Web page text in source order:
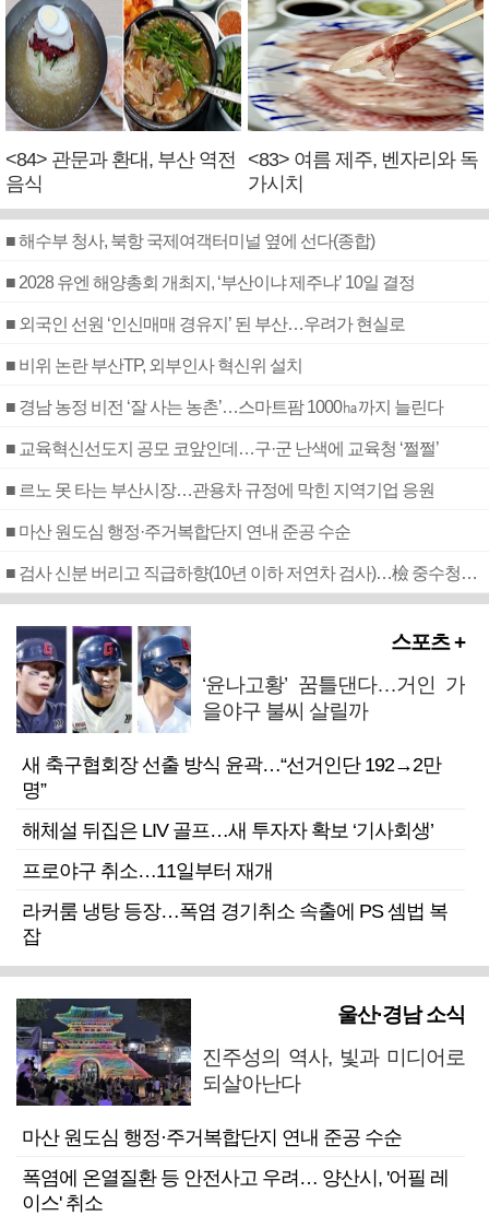
<84> 관문과 환대, 부산 역전
음식
<83> 여름 제주, 벤자리와 독
가시치
■ 해수부 청사, 북항 국제여객터미널 옆에 선다(종합)
■ 2028 유엔 해양총회 개최지, ‘부산이냐 제주냐’ 10일 결정
■ 외국인 선원 ‘인신매매 경유지’ 된 부산…우려가 현실로
■ 비위 논란 부산TP, 외부인사 혁신위 설치
■ 경남 농정 비전 ‘잘 사는 농촌’…스마트팜 1000㏊까지 늘린다
■ 교육혁신선도지 공모 코앞인데…구·군 난색에 교육청 ‘쩔쩔’
■ 르노 못 타는 부산시장…관용차 규정에 막힌 지역기업 응원
■ 마산 원도심 행정·주거복합단지 연내 준공 수순
■ 검사 신분 버리고 직급하향(10년 이하 저연차 검사)…檢 중수청행 기피
스포츠 +
‘윤나고황’ 꿈틀댄다…거인 가
을야구 불씨 살릴까
새 축구협회장 선출 방식 윤곽…“선거인단 192→2만
명”
해체설 뒤집은 LIV 골프…새 투자자 확보 ‘기사회생’
프로야구 취소…11일부터 재개
라커룸 냉탕 등장…폭염 경기취소 속출에 PS 셈법 복
잡
울산·경남 소식
진주성의 역사, 빛과 미디어로
되살아난다
마산 원도심 행정·주거복합단지 연내 준공 수순
폭염에 온열질환 등 안전사고 우려… 양산시, '어필 레
이스' 취소